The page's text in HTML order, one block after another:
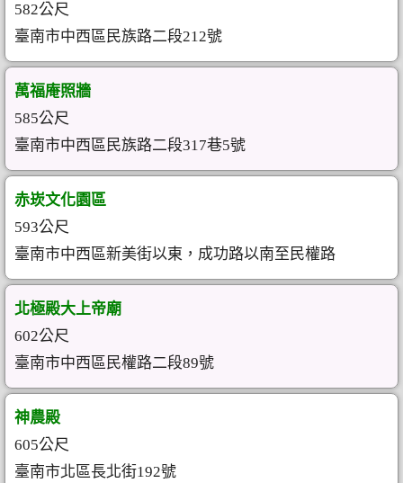
582公尺
臺南市中西區民族路二段212號
萬福庵照牆
585公尺
臺南市中西區民族路二段317巷5號
赤崁文化園區
593公尺
臺南市中西區新美街以東，成功路以南至民權路
北極殿大上帝廟
602公尺
臺南市中西區民權路二段89號
神農殿
605公尺
臺南市北區長北街192號